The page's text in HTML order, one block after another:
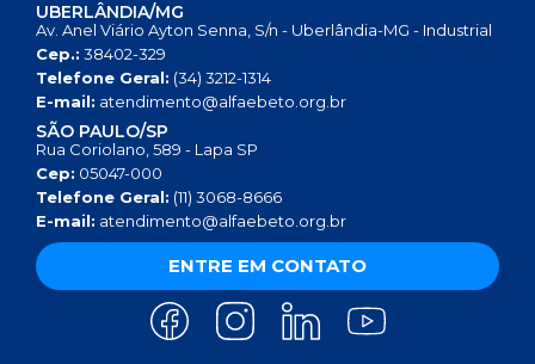
UBERLÂNDIA/MG
Av. Anel Viário Ayton Senna, S/n - Uberlândia-MG - Industrial
Cep.: 38402-329
Telefone Geral: (34) 3212-1314
E-mail: atendimento@alfaebeto.org.br
SÃO PAULO/SP
Rua Coriolano, 589 - Lapa SP
Cep: 05047-000
Telefone Geral: (11) 3068-8666
E-mail: atendimento@alfaebeto.org.br
ENTRE EM CONTATO